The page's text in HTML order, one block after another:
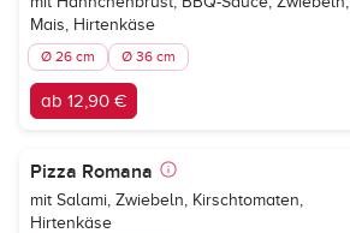
Mais, Hirtenkäse
Ø 26 cm Ø 36 cm
ab 12,90 €
Pizza Romana
mit Salami, Zwiebeln, Kirschtomaten,
Hirtenkäse